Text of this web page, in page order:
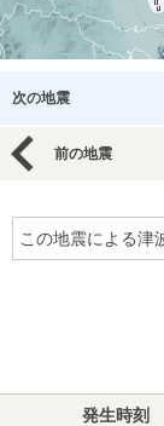
次の地震
前の地震
この地震による津
発生時刻